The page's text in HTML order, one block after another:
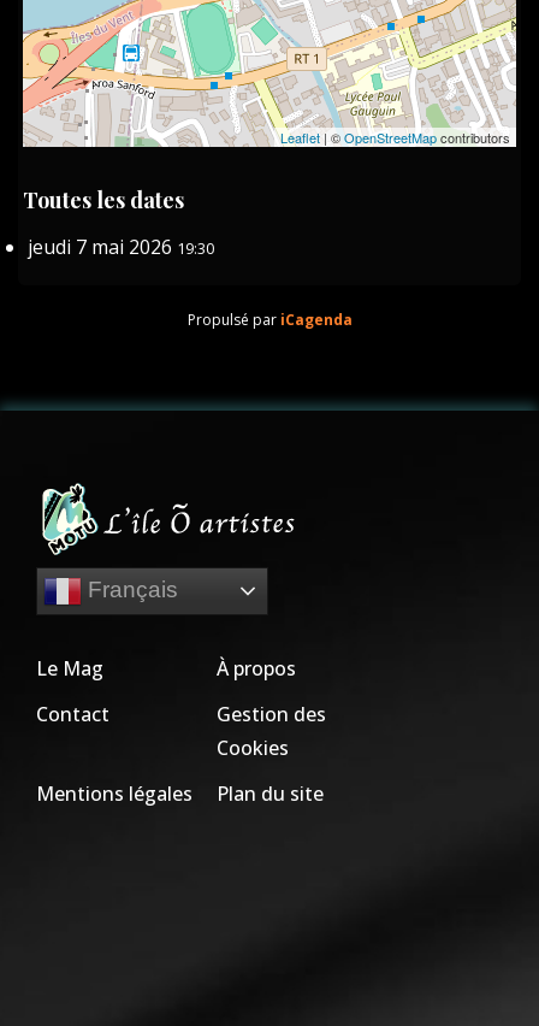
Leaflet| ©OpenStreetMapcontributors
Toutes les dates
jeudi 7 mai 2026 19:30
Propulsé par iCagenda
Français
Le Mag
À propos
Contact
Gestion des
Cookies
Mentions légales
Plan du site